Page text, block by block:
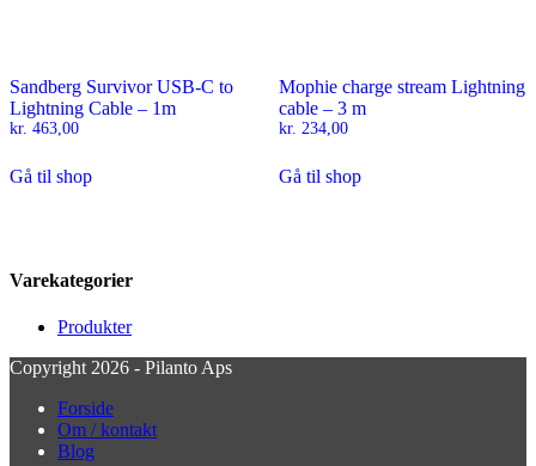
Sandberg Survivor USB-C to
Lightning Cable – 1m
kr. 463,00
Gå til shop
Mophie charge stream Lightning
cable – 3 m
kr. 234,00
Gå til shop
Varekategorier
Produkter
Copyright 2026 - Pilanto Aps
Forside
Om / kontakt
Blog